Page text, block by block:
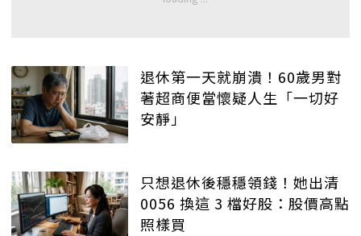
退休第一天就崩潰！60歲男對
著超商便當懷疑人生「一切好
安靜」
只想退休後穩穩領錢！她出清
0056 換這 3 檔好股：股價高點
照樣買